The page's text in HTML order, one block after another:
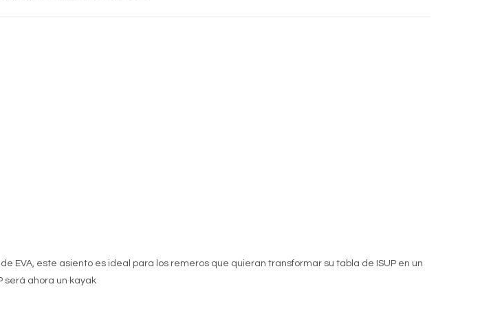
EVA, este asiento es ideal para los remeros que quieran transformar su tabla de ISUP en un
será ahora un kayak